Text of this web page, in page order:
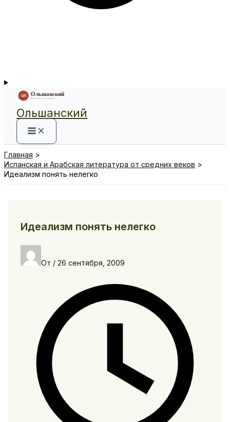
Ольшанский
Главная
Испанская и Арабская литература от средних веков
Идеализм понять нелегко
Идеализм понять нелегко
От / 26 сентября, 2009